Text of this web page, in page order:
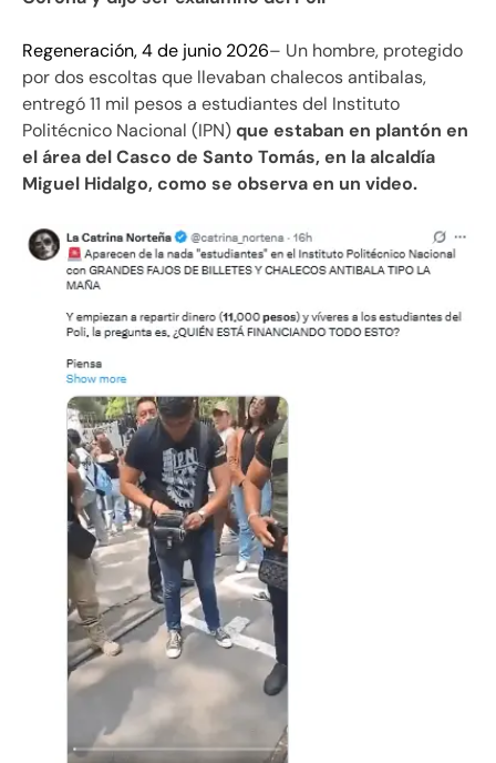
Regeneración, 4 de junio 2026– Un hombre, protegido
por dos escoltas que llevaban chalecos antibalas,
entregó 11 mil pesos a estudiantes del Instituto
Politécnico Nacional (IPN)que estaban en plantón en
el área del Casco de Santo Tomás, en la alcaldía
Miguel Hidalgo, como se observa en un video.